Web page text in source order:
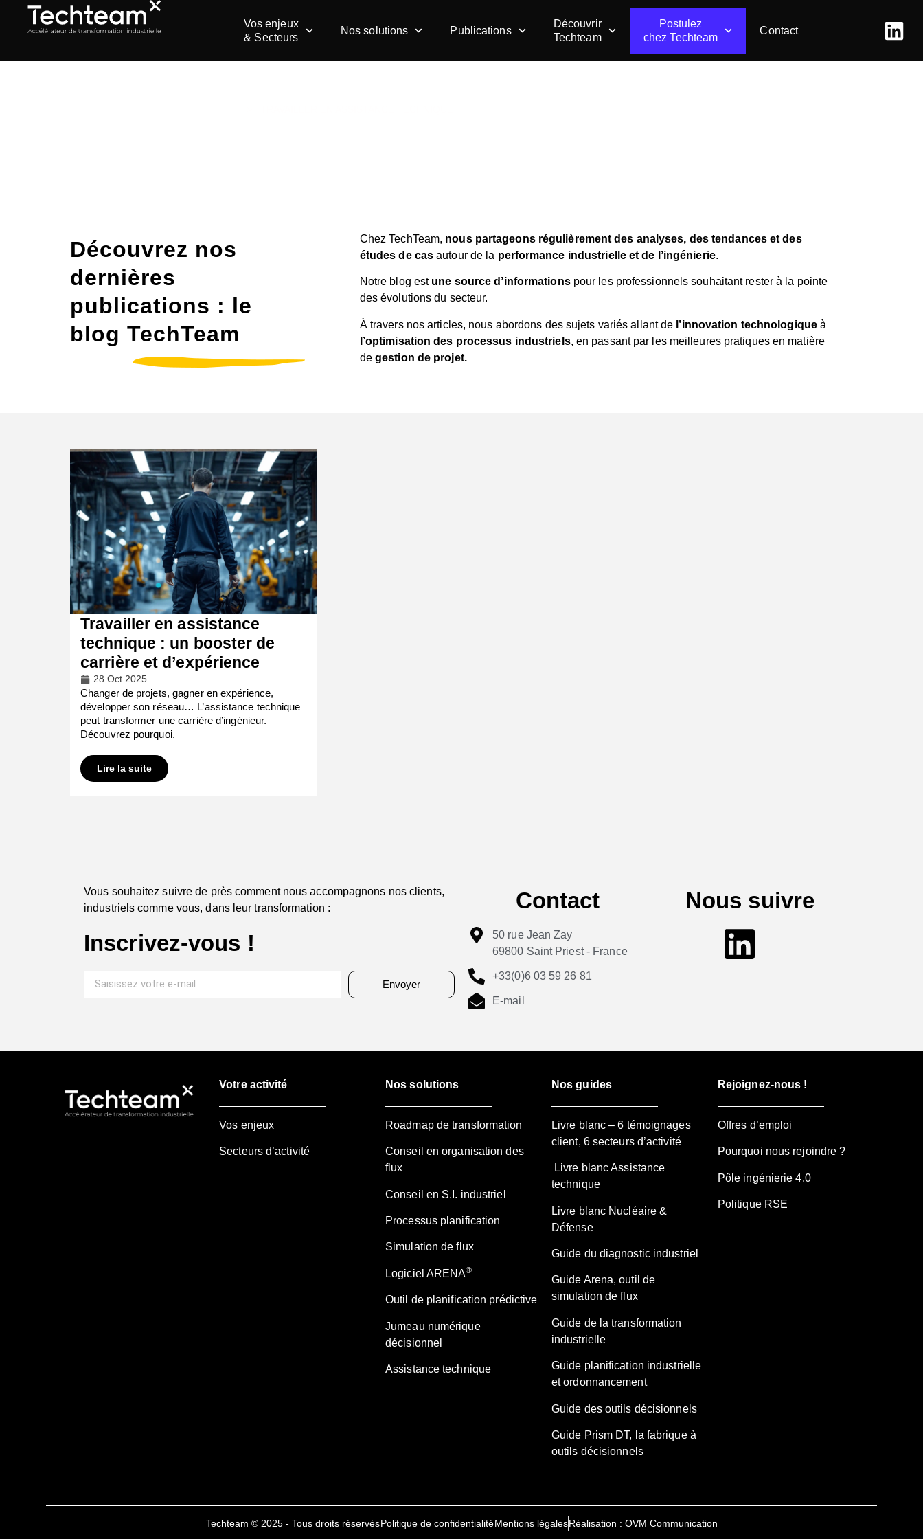
Vos enjeux
& Secteurs
Nos solutions Publications
Découvrir
Techteam
Postulez
chez Techteam
Contact
Découvrez nos
dernières
publications : le
blog TechTeam
Chez TechTeam, nous partageons régulièrement des analyses, des tendances et des
études de cas autour de la performance industrielle et de l’ingénierie.
Notre blog est une source d’informationspour les professionnels souhaitant rester à la pointe
des évolutions du secteur.
À travers nos articles, nous abordons des sujets variés allant de l’innovation technologique à
l’optimisation des processus industriels, en passant par les meilleures pratiques en matière
degestion de projet.
Travailler en assistance
technique : un booster de
carrière et d’expérience
28 Oct 2025
Changer de projets, gagner en expérience,
développer son réseau… L’assistance technique
peut transformer une carrière d’ingénieur.
Découvrez pourquoi.
Lire la suite
Vous souhaitez suivre de près comment nous accompagnons nos clients,
industriels comme vous, dans leur transformation :
Inscrivez-vous !
Envoyer
Contact
50 rue Jean Zay
69800 Saint Priest - France
+33(0)6 03 59 26 81
E-mail
Nous suivre
Votre activité
Vos enjeux
Secteurs d’activité
Nos solutions
Roadmap de transformation
Conseil en organisation des
flux
Conseil en S.I. industriel
Processus planification
Simulation de flux
Logiciel ARENA®
Outil de planification prédictive
Jumeau numérique
décisionnel
Assistance technique
Nos guides
Livre blanc – 6 témoignages
client, 6 secteurs d’activité
Livre blanc Assistance
technique
Livre blanc Nucléaire &
Défense
Guide du diagnostic industriel
Guide Arena, outil de
simulation de flux
Guide de la transformation
industrielle
Guide planification industrielle
et ordonnancement
Guide des outils décisionnels
Guide Prism DT, la fabrique à
outils décisionnels
Rejoignez-nous !
Offres d’emploi
Pourquoi nous rejoindre ?
Pôle ingénierie 4.0
Politique RSE
Techteam © 2025 - Tous droits réservésPolitique de confidentialitéMentions légalesRéalisation : OVM Communication